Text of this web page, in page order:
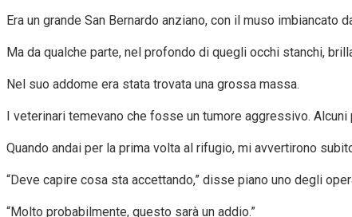
Era un grande San Bernardo anziano, con il muso
Ma da qualche parte, nel profondo di quegli occhi stanchi,
Nel suo addome era stata trovata una grossa massa.
I veterinari temevano che fosse un tumore aggressivo.
Quando andai per la prima volta al rifugio, mi avvertirono
“Deve capire cosa sta accettando,” disse piano uno degli
“Molto probabilmente, questo sarà un addio.”